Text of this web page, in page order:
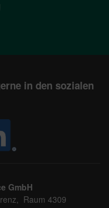
in den sozialen
GmbH
Raum 4309